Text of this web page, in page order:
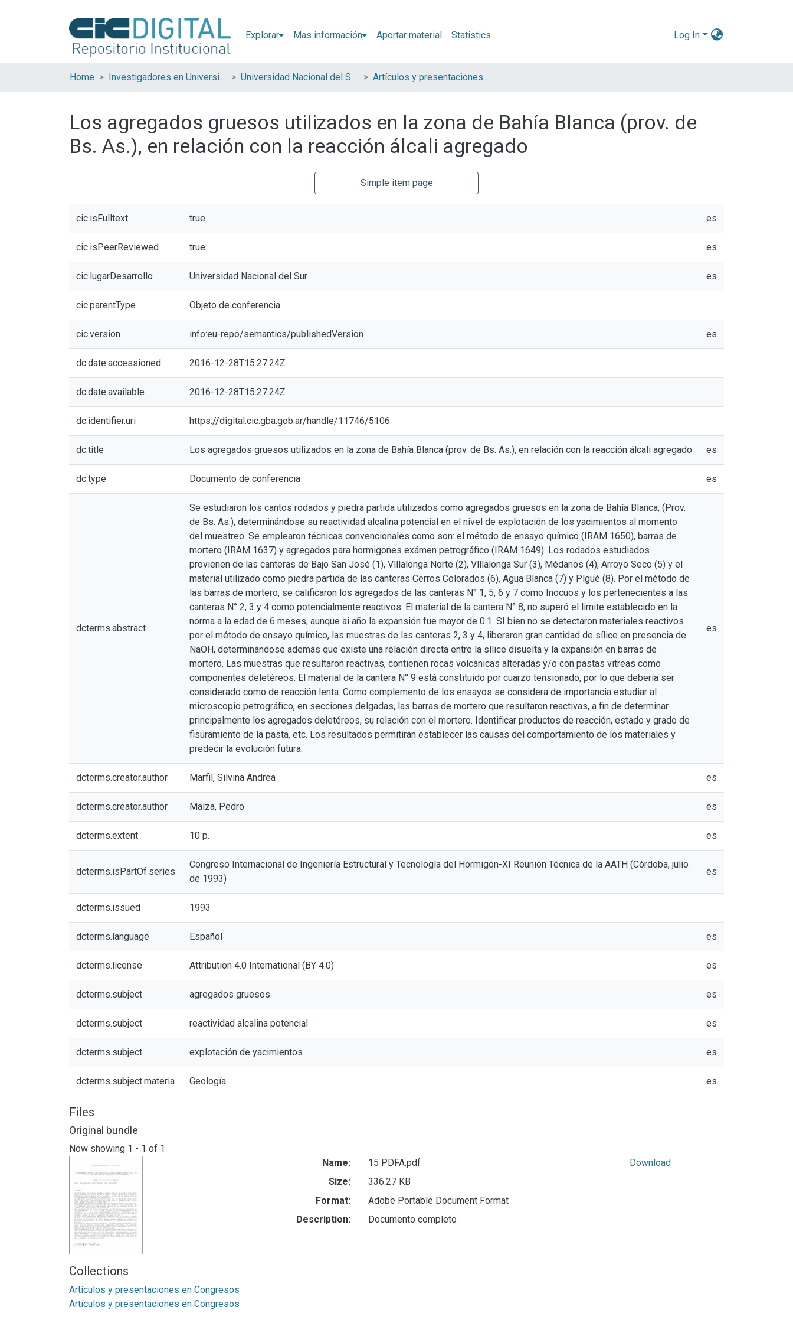
Explorar Mas información Aportar material Statistics Log In
Home Investigadores en Universidades Nacionales de la provincia de Buenos Aires Universidad Nacional del Sur (UNS) Artículos y presentaciones en Congresos
Los agregados gruesos utilizados en la zona de Bahía Blanca (prov. de
Bs. As.), en relación con la reacción álcali agregado
Simple item page
cic.isFulltext true es
cic.isPeerReviewed true es
cic.lugarDesarrollo Universidad Nacional del Sur es
cic.parentType Objeto de conferencia
cic.version info:eu-repo/semantics/publishedVersion es
dc.date.accessioned 2016-12-28T15:27:24Z
dc.date.available 2016-12-28T15:27:24Z
dc.identifier.uri https://digital.cic.gba.gob.ar/handle/11746/5106
dc.title Los agregados gruesos utilizados en la zona de Bahía Blanca (prov. de Bs. As.), en relación con la reacción álcali agregado es
dc.type Documento de conferencia es
dcterms.abstract
Se estudiaron los cantos rodados y piedra partida utilizados como agregados gruesos en la zona de Bahía Blanca, (Prov.
de Bs. As.), determinándose su reactividad alcalina potencial en el nivel de explotación de los yacimientos al momento
del muestreo. Se emplearon técnicas convencionales como son: el método de ensayo químico (IRAM 1650), barras de
mortero (IRAM 1637) y agregados para hormigones exámen petrográfico (IRAM 1649). Los rodados estudiados
provienen de las canteras de Bajo San José (1), Vlllalonga Norte (2), Vlllalonga Sur (3), Médanos (4), Arroyo Seco (5) y el
material utilizado como piedra partida de las canteras Cerros Colorados (6), Agua Blanca (7) y Plgué (8). Por el método de
las barras de mortero, se calificaron los agregados de las canteras N° 1, 5, 6 y 7 como Inocuos y los pertenecientes a las
canteras N° 2, 3 y 4 como potencialmente reactivos. El material de la cantera N° 8, no superó el limite establecido en la
norma a la edad de 6 meses, aunque ai año la expansión fue mayor de 0.1. SI bien no se detectaron materiales reactivos
por el método de ensayo químico, las muestras de las canteras 2, 3 y 4, liberaron gran cantidad de sílice en presencia de
NaOH, determinándose además que existe una relación directa entre la sílice disuelta y la expansión en barras de
mortero. Las muestras que resultaron reactivas, contienen rocas volcánicas alteradas y/o con pastas vitreas como
componentes deletéreos. El material de la cantera N° 9 está constituido por cuarzo tensionado, por lo que debería ser
considerado como de reacción lenta. Como complemento de los ensayos se considera de importancia estudiar al
microscopio petrográfico, en secciones delgadas, las barras de mortero que resultaron reactivas, a fin de determinar
principalmente los agregados deletéreos, su relación con el mortero. Identificar productos de reacción, estado y grado de
fisuramiento de la pasta, etc. Los resultados permitirán establecer las causas del comportamiento de los materiales y
predecir la evolución futura.
es
dcterms.creator.author Marfil, Silvina Andrea es
dcterms.creator.author Maiza, Pedro es
dcterms.extent 10 p. es
dcterms.isPartOf.series
Congreso Internacional de Ingeniería Estructural y Tecnología del Hormigón-XI Reunión Técnica de la AATH (Córdoba, julio
de 1993)
es
dcterms.issued 1993
dcterms.language Español es
dcterms.license Attribution 4.0 International (BY 4.0) es
dcterms.subject agregados gruesos es
dcterms.subject reactividad alcalina potencial es
dcterms.subject explotación de yacimientos es
dcterms.subject.materia Geología es
Files
Original bundle
Now showing 1 - 1 of 1
Name:
15 PDFA.pdf
Size:
336.27 KB
Format:
Adobe Portable Document Format
Description:
Documento completo
Download
Collections
Artículos y presentaciones en Congresos
Artículos y presentaciones en Congresos